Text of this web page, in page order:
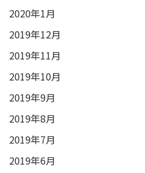
2020年1月
2019年12月
2019年11月
2019年10月
2019年9月
2019年8月
2019年7月
2019年6月